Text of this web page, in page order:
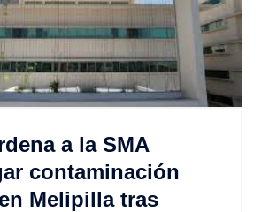
a la SMA
contaminación
Melipilla tras